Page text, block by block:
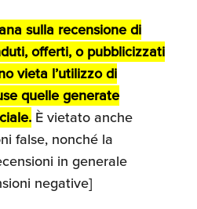
con gli USA
ottiene la
richiedere
di
Industriali
sulla recensione di
offerti, o pubblicizzati
vieta l’utilizzo di
quelle generate
È vietato anche
false, nonché la
in generale
negative]